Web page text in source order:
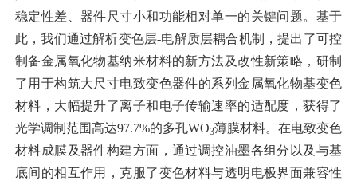
稳定性差、器件尺寸小和功能相对单一的关键问题。基于
此，我们通过解析变色层-电解质层耦合机制，提出了可控
制备金属氧化物基纳米材料的新方法及改性新策略，研制
了用于构筑大尺寸电致变色器件的系列金属氧化物基变色
材料，大幅提升了离子和电子传输速率的适配度，获得了
光学调制范围高达97.7%的多孔WO3薄膜材料。在电致变色
材料成膜及器件构建方面，通过调控油墨各组分以及与基
底间的相互作用，克服了变色材料与透明电极界面兼容性